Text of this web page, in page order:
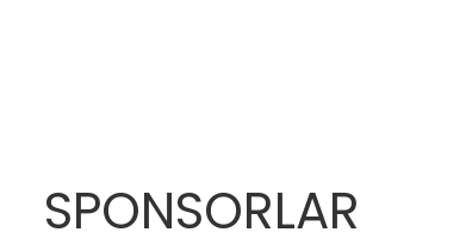
SPONSORLAR